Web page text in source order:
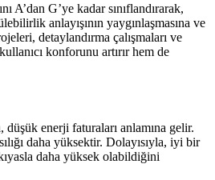
A’dan G’ye kadar sınıflandırarak,
anlayışının yaygınlaşmasına ve
detaylandırma çalışmaları ve
konforunu artırır hem de
enerji faturaları anlamına gelir.
daha yüksektir. Dolayısıyla, iyi bir
daha yüksek olabildiğini